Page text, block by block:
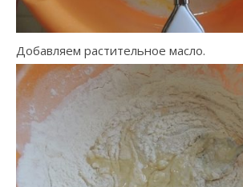
Добавляем растительное масло.